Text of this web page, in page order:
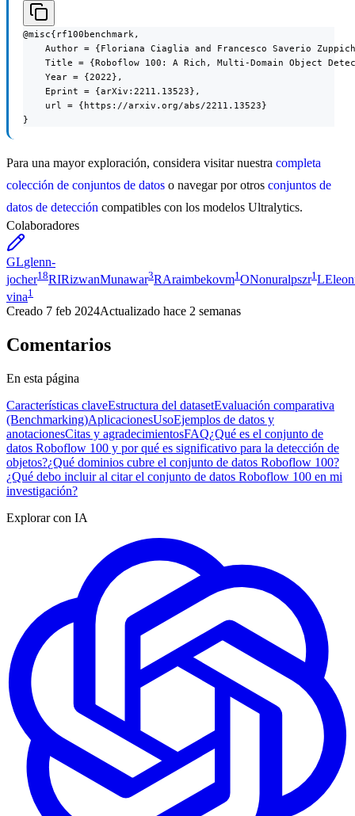
@misc{rf100benchmark,
Author = {Floriana Ciaglia and Francesco Saverio
Title = {Roboflow 100: A Rich, Multi-Domain Object
    Year = {2022},
    Eprint = {arXiv:2211.13523},
    url = {https://arxiv.org/abs/2211.13523}
}
Para una mayor exploración, considera visitar nuestra completa
colección de conjuntos de datos o navegar por otros conjuntos de
datos de detección compatibles con los modelos Ultralytics.
Colaboradores
GLglenn-
jocher18RIRizwanMunawar3RAraimbekovm1 ONonuralpszr1 LE
vina1
Creado 7 feb 2024Actualizado hace 2 semanas
Comentarios
En esta página
Características claveEstructura del datasetEvaluación comparativa
(Benchmarking)AplicacionesUsoEjemplos de datos y
anotacionesCitas y agradecimientosFAQ¿Qué es el conjunto de
datos Roboflow 100 y por qué es significativo para la detección de
objetos?¿Qué dominios cubre el conjunto de datos Roboflow 100?
¿Qué debo incluir al citar el conjunto de datos Roboflow 100 en mi
investigación?
Explorar con IA